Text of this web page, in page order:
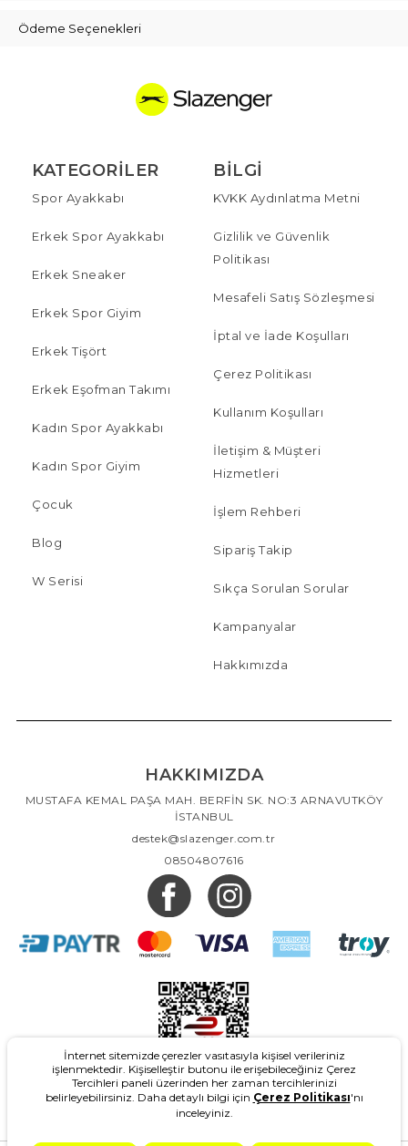
Ödeme Seçenekleri
KATEGORILER
Spor Ayakkabı
Erkek Spor Ayakkabı
Erkek Sneaker
Erkek Spor Giyim
Erkek Tişört
Erkek Eşofman Takımı
Kadın Spor Ayakkabı
Kadın Spor Giyim
Çocuk
Blog
W Serisi
BILGI
KVKK Aydınlatma Metni
Gizlilik ve Güvenlik
Politikası
Mesafeli Satış Sözleşmesi
İptal ve İade Koşulları
Çerez Politikası
Kullanım Koşulları
İletişim & Müşteri
Hizmetleri
İşlem Rehberi
Sipariş Takip
Sıkça Sorulan Sorular
Kampanyalar
Hakkımızda
HAKKIMIZDA
MUSTAFA KEMAL PAŞA MAH. BERFİN SK. NO:3 ARNAVUTKÖY
İSTANBUL
destek@slazenger.com.tr
08504807616
- Slazenger.com.tr - Tüm Hakları Saklıdır.
İnternet sitemizde çerezler vasıtasıyla kişisel verileriniz
işlenmektedir. Kişiselleştir butonu ile erişebileceğiniz Çerez
Tercihleri paneli üzerinden her zaman tercihlerinizi
belirleyebilirsiniz. Daha detaylı bilgi için Çerez Politikası'nı
inceleyiniz.